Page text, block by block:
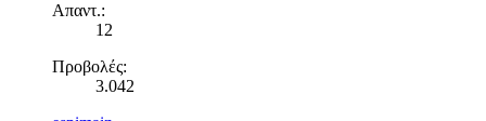
Απαντ.:
12
Προβολές:
3.042